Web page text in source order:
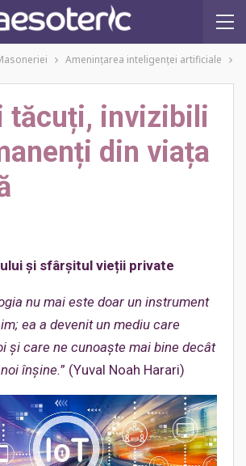
Amenințarea inteligenței artificiale
tăcuți, invizibili
din viața
și sfârșitul vieții private
nu mai este doar un instrument
ea a devenit un mediu care
și care ne cunoaște mai bine decât
înșine.” (Yuval Noah Harari)